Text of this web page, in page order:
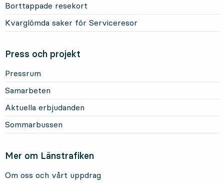
Borttappade resekort
Kvarglömda saker för Serviceresor
Press och projekt
Pressrum
Samarbeten
Aktuella erbjudanden
Sommarbussen
Mer om Länstrafiken
Om oss och vårt uppdrag